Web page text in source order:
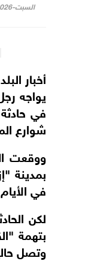
السبت-2026-06-06 | 01:37 pm
أخبار
في
شوارع
بمدينة
في
لكن
بتهمة
وتصل